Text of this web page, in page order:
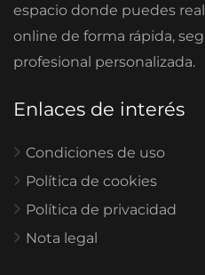
espacio donde puedes
online de forma rápida,
profesional personalizada.
Enlaces de interés
Condiciones de uso
Política de cookies
Política de privacidad
Nota legal